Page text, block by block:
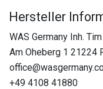
Hersteller
WAS Germany Inh.
Am Oheberg 1 21224
+49 4108 41880